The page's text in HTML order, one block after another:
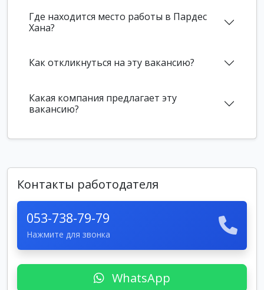
Где находится место работы в Пардес
Хана?
Как откликнуться на эту вакансию?
Какая компания предлагает эту
вакансию?
Контакты работодателя
053-738-79-79
Нажмите для звонка
WhatsApp